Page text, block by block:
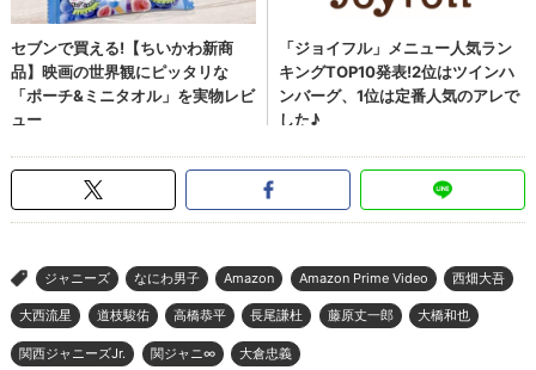
> ジャニーズ なにわ男子 Amazon Amazon Prime Video 西畑大吾
大西流星 道枝駿佑 高橋恭平 長尾謙杜 藤原丈一郎 大橋和也
関西ジャニーズJr. 関ジャニ∞ 大倉忠義